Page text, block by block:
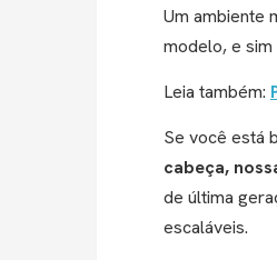
Um ambiente
modelo, e
Leia também:
Se você está
cabeça,
de última
escaláveis.